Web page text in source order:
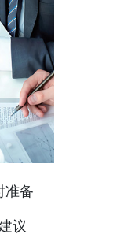
准备
议